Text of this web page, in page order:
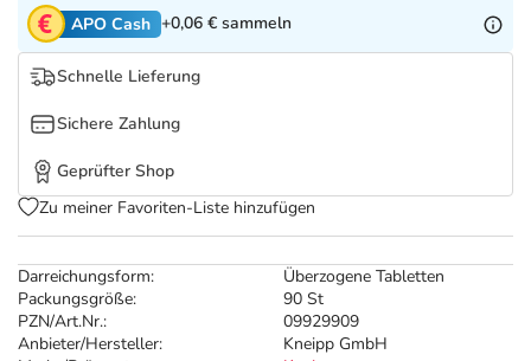
Tierapotheke
Vitamine & Mineralstoffe
Marken
Salus Deals
Darreichungsform:
Überzogene Tabletten
Packungsgröße:
90 St
PZN/Art.Nr.:
09929909
Anbieter/Hersteller:
Kneipp GmbH
APO Cash +0,06 € sammeln
Schnelle Lieferung
Sichere Zahlung
Geprüfter Shop
Zu meiner Favoriten-Liste hinzufügen